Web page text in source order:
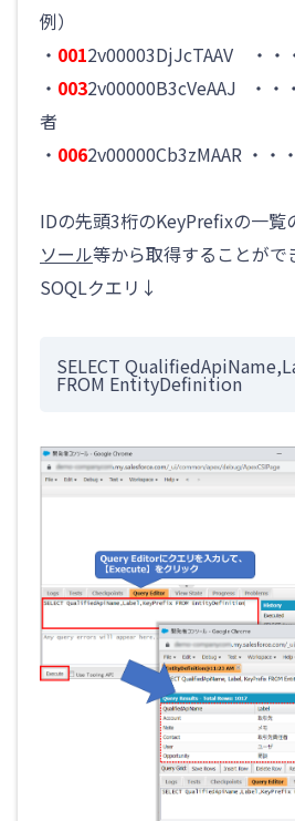
例）
・ 0012v00003DjJcTAAV ・・
・ 0032v00000B3cVeAAJ ・・
者
・ 0062v00000Cb3zMAAR ・・
IDの先頭3桁のKeyPrefixの一覧
ソール等から取得することがで
SOQLクエリ↓
SELECT
FROM EntityDefinition